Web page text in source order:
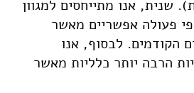
שנית, אנו מתייחסים למגוון
פעולה אפשריים מאשר
הקודמים. לבסוף, אנו
הרבה יותר כלליות מאשר